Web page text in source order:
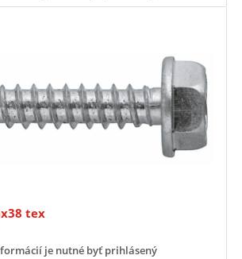
tex
je nutné byť prihlásený